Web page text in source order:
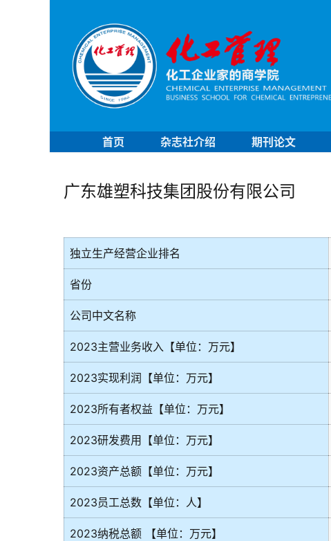
首页 杂志社介绍 期刊论文
广东雄塑科技集团股份有限公司
独立生产经营企业排名
省份
公司中文名称
2023主营业务收入【单位：万元】
2023实现利润【单位：万元】
2023所有者权益【单位：万元】
2023研发费用【单位：万元】
2023资产总额【单位：万元】
2023员工总数【单位：人】
2023纳税总额 【单位：万元】